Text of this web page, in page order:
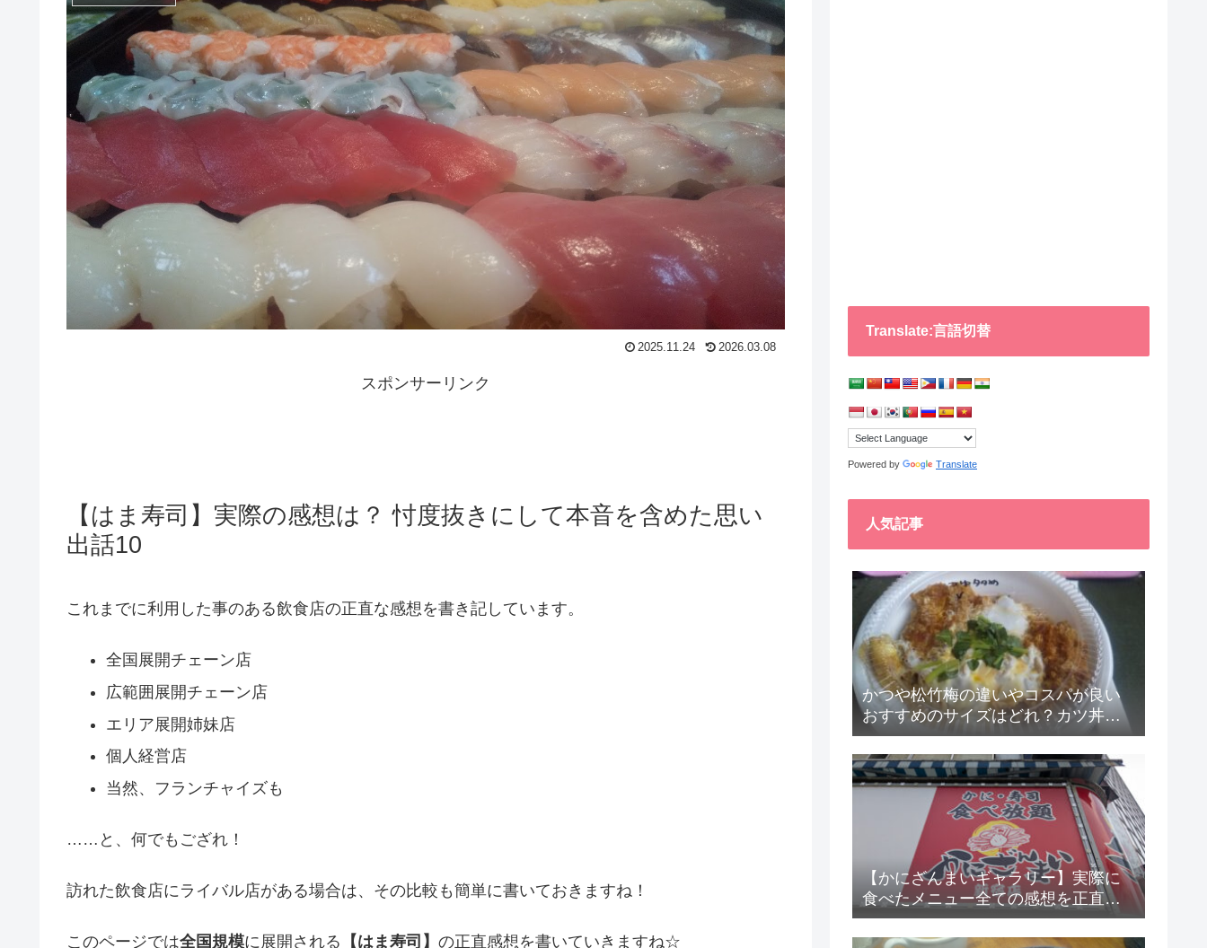
2025.11.24 2026.03.08
スポンサーリンク
【はま寿司】実際の感想は？ 忖度抜きにして本音を含めた思い
出話10
これまでに利用した事のある飲食店の正直な感想を書き記しています。
全国展開チェーン店
広範囲展開チェーン店
エリア展開姉妹店
個人経営店
当然、フランチャイズも
……と、何でもござれ！
訪れた飲食店にライバル店がある場合は、その比較も簡単に書いておきますね！
このページでは全国規模に展開される 【はま寿司】 の正直感想を書いていきますね☆
Translate:言語切替
Powered by Translate
人気記事
かつや松竹梅の違いやコスパが良い
おすすめのサイズはどれ？カツ丼の
大きさは？
【かにざんまいギャラリー】実際に
食べたメニュー全ての感想を正直言
います☆